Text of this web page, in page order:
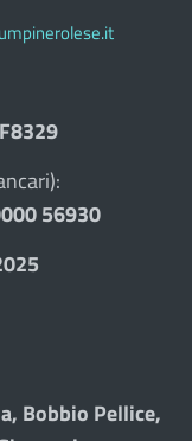
56930
Bobbio Pellice,